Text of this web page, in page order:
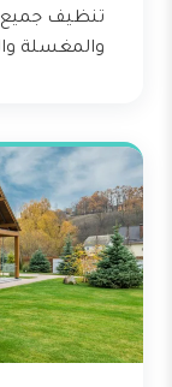
تنظيف جميع
والمغسلة